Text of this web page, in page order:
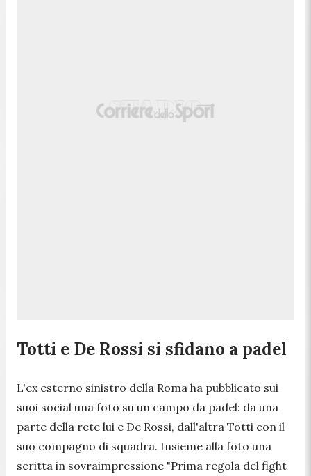
Totti e De Rossi si sfidano a padel
L'ex esterno sinistro della Roma ha pubblicato sui
suoi social una foto su un campo da padel: da una
parte della rete lui e De Rossi, dall'altra Totti con il
suo compagno di squadra. Insieme alla foto una
scritta in sovraimpressione "Prima regola del fight